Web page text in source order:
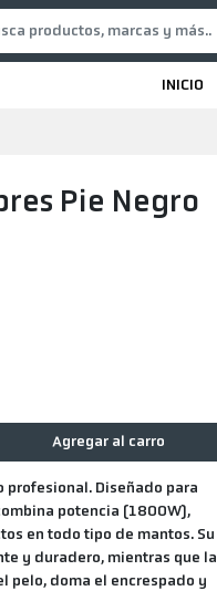
INICIO
Pie Negro
Agregar al carro
profesional. Diseñado para
potencia (1800W),
en todo tipo de mantos. Su
y duradero, mientras que la
pelo, doma el encrespado y